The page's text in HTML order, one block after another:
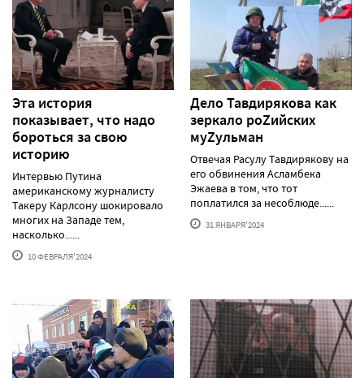
Эта история
показывает, что надо
бороться за свою
историю
Интервью Путина
американскому журналисту
Такеру Карлсону шокировало
многих на Западе тем,
насколько......
10 ФЕВРАЛЯ'2024
Дело Тавдирякова как
зеркало роZийских
муZульман
Отвечая Расулу Тавдирякову на
его обвинения Асламбека
Эжаева в том, что тот
поплатился за несоблюде......
31 ЯНВАРЯ'2024